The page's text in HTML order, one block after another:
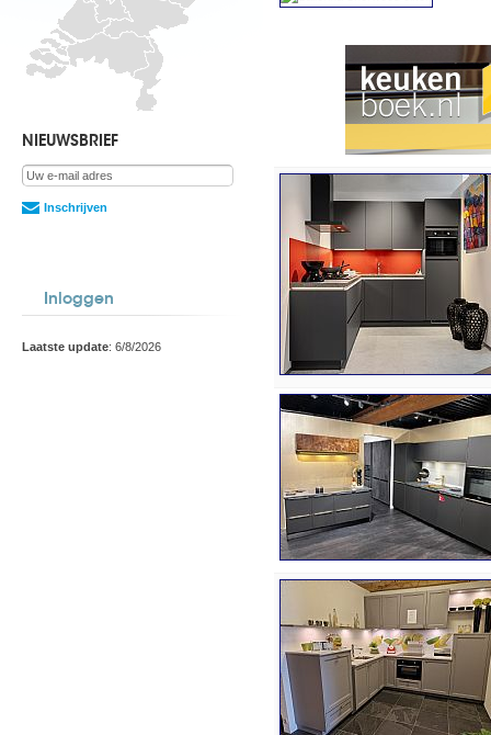
NIEUWSBRIEF
Inschrijven
Inloggen
Laatste update: 6/8/2026